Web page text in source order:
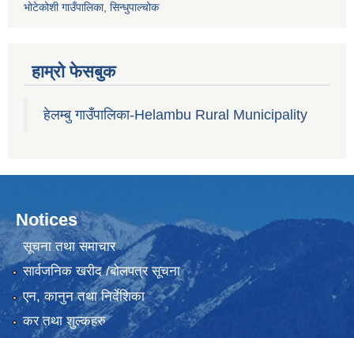
भोटेकोशी गाउँपालिका, सिन्धुपाल्चोक
हाम्रो फेसबुक
हेलम्बु गाउँपालिका-Helambu Rural Municipality
Notices
सूचना तथा समाचार
सार्वजनिक खरीद /बोलपत्र सूचना
एन, कानुन तथा निर्देशिका
कर तथा शुल्कहरु